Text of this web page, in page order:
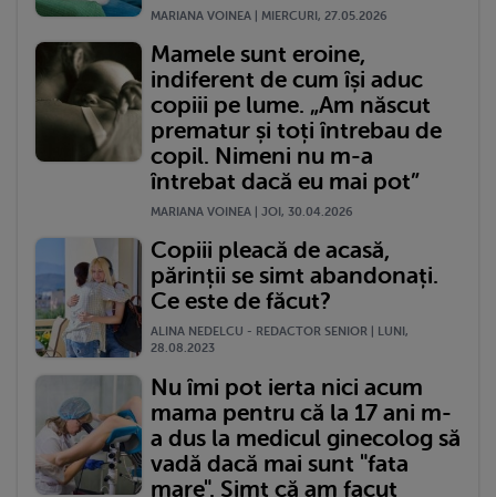
MARIANA VOINEA | MIERCURI, 27.05.2026
Mamele sunt eroine,
indiferent de cum își aduc
copiii pe lume. „Am născut
prematur și toți întrebau de
copil. Nimeni nu m-a
întrebat dacă eu mai pot”
MARIANA VOINEA | JOI, 30.04.2026
Copiii pleacă de acasă,
părinții se simt abandonați.
Ce este de făcut?
ALINA NEDELCU - REDACTOR SENIOR | LUNI,
28.08.2023
Nu îmi pot ierta nici acum
mama pentru că la 17 ani m-
a dus la medicul ginecolog să
vadă dacă mai sunt "fata
mare". Simt că am facut